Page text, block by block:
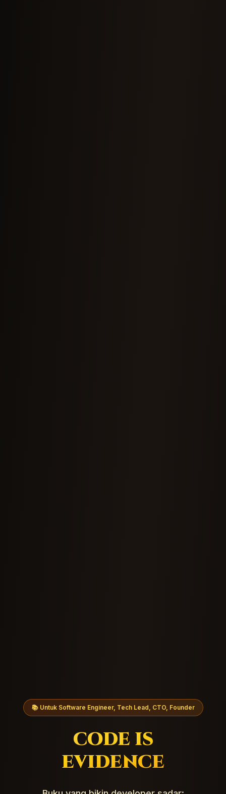
📚 Untuk Software Engineer, Tech Lead, CTO, Founder
CODE IS
EVIDENCE